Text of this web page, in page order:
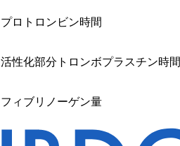
プロトロンビン時間
活性化部分トロンボプラスチン時間
フィブリノーゲン量